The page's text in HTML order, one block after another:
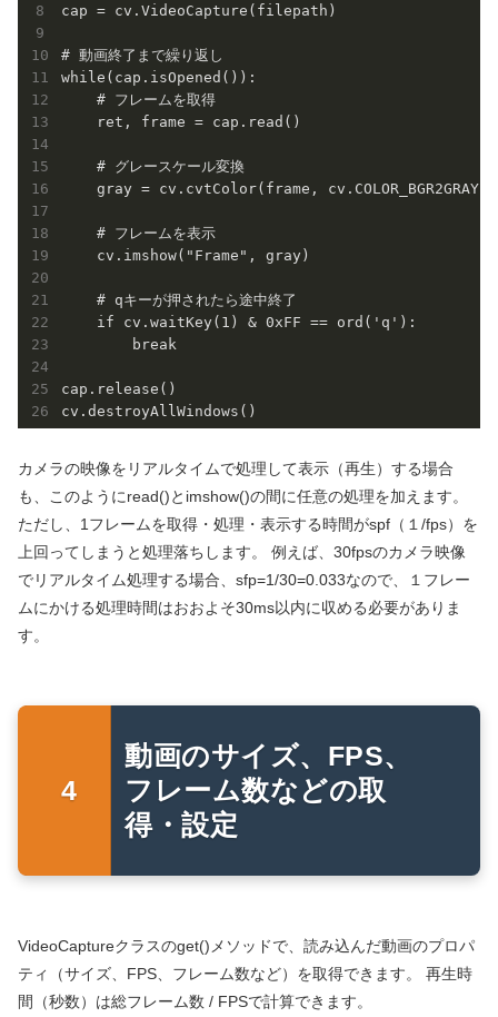
cap = cv.VideoCapture(filepath)
# 動画終了まで繰り返し
while(cap.isOpened()):
    # フレームを取得
    ret, frame = cap.read()
    # グレースケール変換
    gray = cv.cvtColor(frame, cv.COLOR_BGR2GRAY)
    # フレームを表示
    cv.imshow("Frame", gray)
    # qキーが押されたら途中終了
    if cv.waitKey(1) & 0xFF == ord('q'):
        break
cap.release()
cv.destroyAllWindows()
カメラの映像をリアルタイムで処理して表示（再生）する場合
も、このようにread()とimshow()の間に任意の処理を加えます。
ただし、1フレームを取得・処理・表示する時間がspf（１/fps）を
上回ってしまうと処理落ちします。 例えば、30fpsのカメラ映像
でリアルタイム処理する場合、sfp=1/30=0.033なので、１フレー
ムにかける処理時間はおおよそ30ms以内に収める必要がありま
す。
動画のサイズ、FPS、
フレーム数などの取
得・設定
VideoCaptureクラスのget()メソッドで、読み込んだ動画のプロパ
ティ（サイズ、FPS、フレーム数など）を取得できます。 再生時
間（秒数）は総フレーム数 / FPSで計算できます。